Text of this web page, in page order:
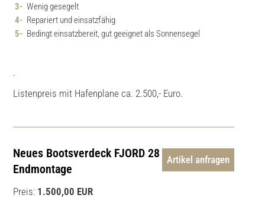
Wenig gesegelt
Repariert und einsatzfähig
Bedingt einsatzbereit, gut geeignet als Sonnensegel
.
Listenpreis mit Hafenplane ca. 2.500,- Euro.
Neues Bootsverdeck FJORD 28 fertig zur
Endmontage
Preis: 1.500,00 EUR
Artikel anfragen